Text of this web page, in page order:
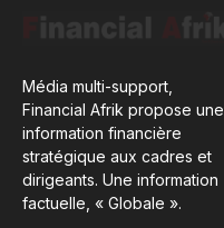
Média multi-support,
Financial Afrik propose une
information financière
stratégique aux cadres et
dirigeants. Une information
factuelle, « Globale ».